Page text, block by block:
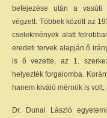
befejezése után a vasúti
végzett. Többek között az
cselekmények alatt
eredeti tervek alapján ő
is ő vezette, az 1.
helyezték forgalomba.
hanem kiváló mérnök is volt,
Dr. Dunai László